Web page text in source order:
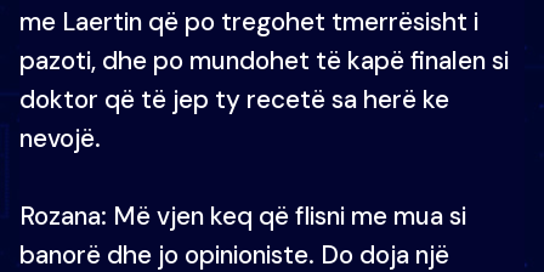
me Laertin që po tregohet tmerrësisht i
pazoti, dhe po mundohet të kapë finalen si
doktor që të jep ty recetë sa herë ke
nevojë.
Rozana: Më vjen keq që flisni me mua si
banorë dhe jo opinioniste. Do doja një